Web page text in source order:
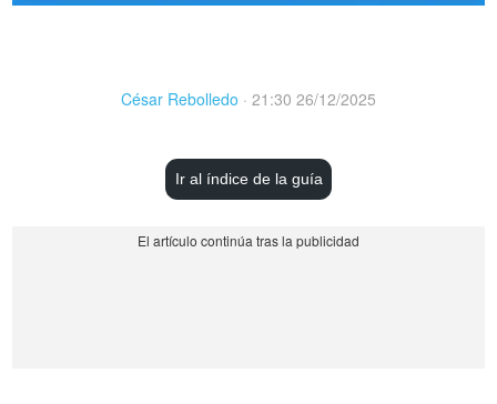
César Rebolledo · 21:30 26/12/2025
Ir al índice de la guía